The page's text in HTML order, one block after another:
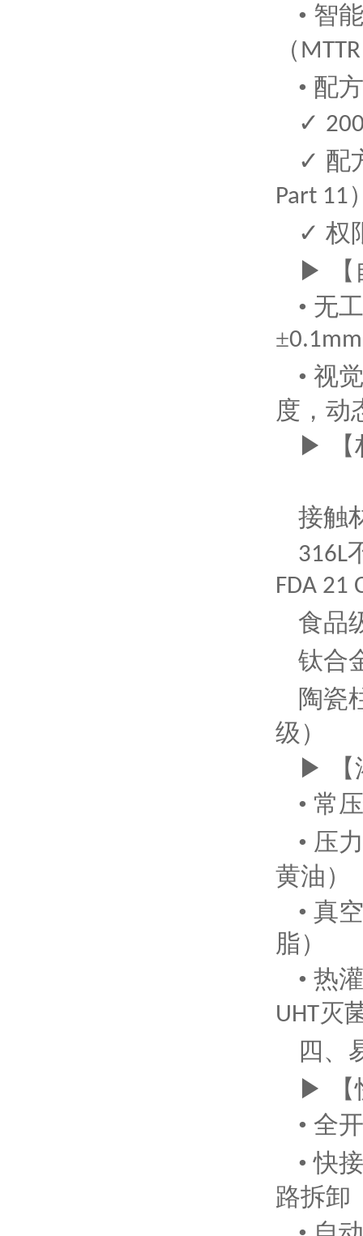
• 智
（ MTTR
• 配
✓
✓ 配
Part 11
✓ 权
▶ 【
• 无
±0.1mm
• 视
度，动
▶ 【
接触
316L
FDA 21
食品
钛合
陶瓷
级）
▶ 【
• 常
• 压
黄油）
• 真
脂）
• 热
UHT灭
四、
▶ 【
• 全
• 快
路拆卸